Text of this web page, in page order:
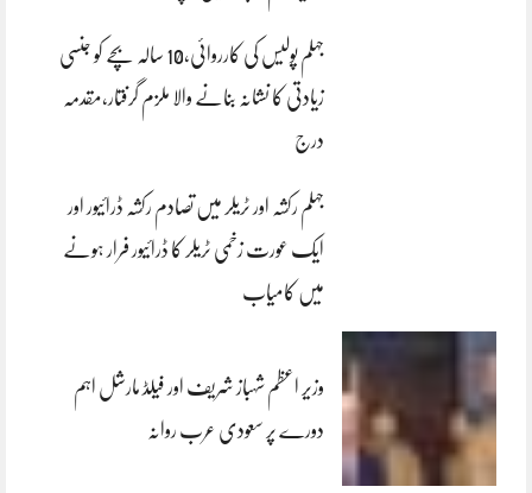
جہلم پولیس کی کارروائی،10 سالہ بچے کو جنسی
زیادتی کا نشانہ بنانے والا ملزم گرفتار،مقدمہ
درج
جہلم رکشہ اور ٹریلر میں تصادم رکشہ ڈرائیور اور
ایک عورت زخمی ٹریلر کا ڈرائیور فرار ہونے
میں کامیاب
وزیر اعظم شہباز شریف اور فیلڈ مارشل اہم
دورے پر سعودی عرب روانہ